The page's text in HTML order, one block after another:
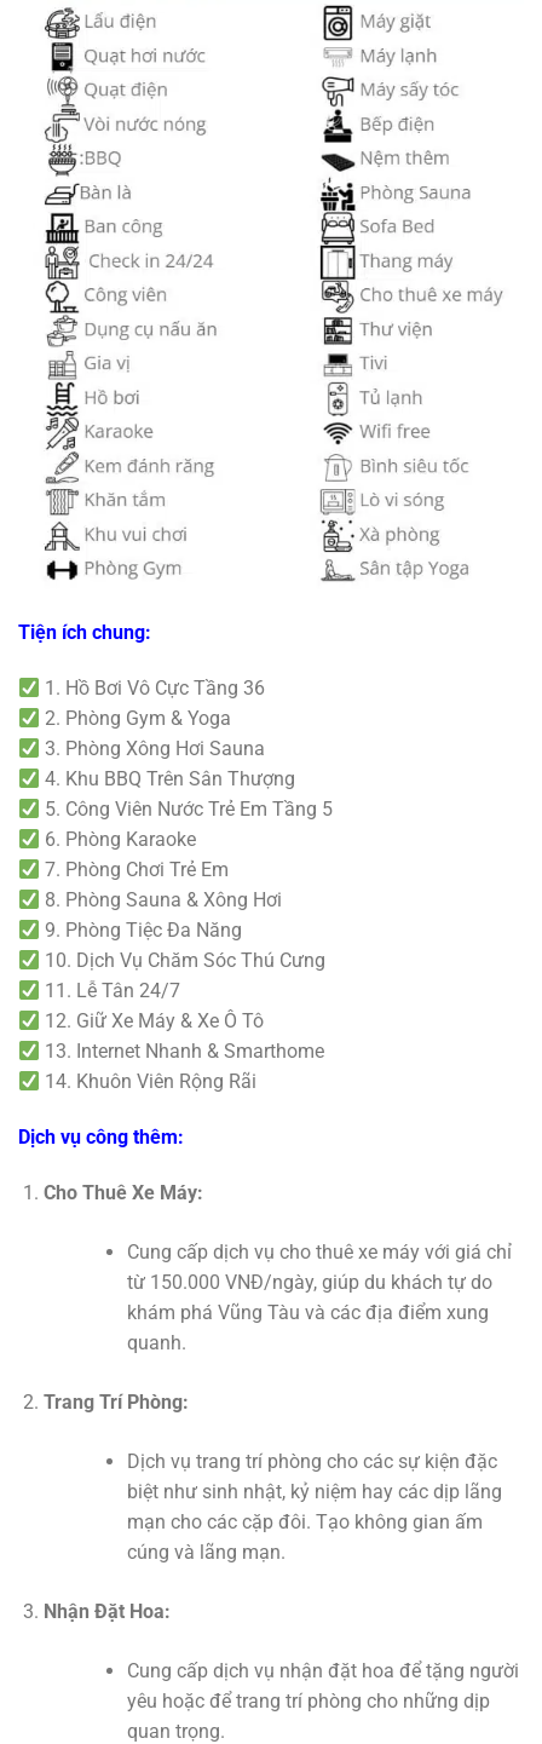
Tiện ích chung:
1. Hồ Bơi Vô Cực Tầng 36
2. Phòng Gym & Yoga
3. Phòng Xông Hơi Sauna
4. Khu BBQ Trên Sân Thượng
5. Công Viên Nước Trẻ Em Tầng 5
6. Phòng Karaoke
7. Phòng Chơi Trẻ Em
8. Phòng Sauna & Xông Hơi
9. Phòng Tiệc Đa Năng
10. Dịch Vụ Chăm Sóc Thú Cưng
11. Lễ Tân 24/7
12. Giữ Xe Máy & Xe Ô Tô
13. Internet Nhanh & Smarthome
14. Khuôn Viên Rộng Rãi
Dịch vụ công thêm:
Cho Thuê Xe Máy:
Cung cấp dịch vụ cho thuê xe máy với giá chỉ
từ 150.000 VNĐ/ngày, giúp du khách tự do
khám phá Vũng Tàu và các địa điểm xung
quanh.
Trang Trí Phòng:
Dịch vụ trang trí phòng cho các sự kiện đặc
biệt như sinh nhật, kỷ niệm hay các dịp lãng
mạn cho các cặp đôi. Tạo không gian ấm
cúng và lãng mạn.
Nhận Đặt Hoa:
Cung cấp dịch vụ nhận đặt hoa để tặng người
yêu hoặc để trang trí phòng cho những dịp
quan trọng.